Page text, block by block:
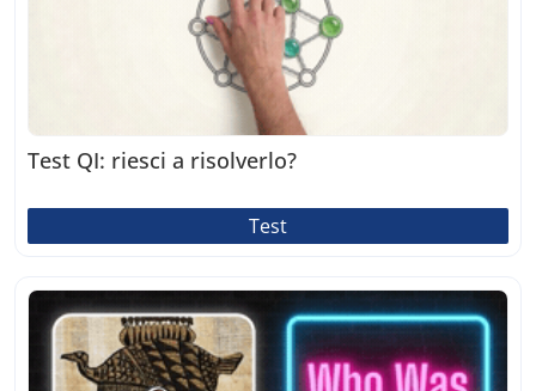
Test QI: riesci a risolverlo?
Test